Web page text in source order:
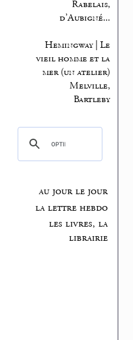
Rabelais,
d’Aubigné...
Hemingway | Le
vieil homme et la
mer (un atelier)
Melville,
Bartleby
au jour le jour
la lettre hebdo
les livres, la
librairie